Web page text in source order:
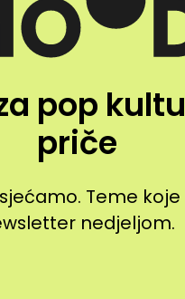
pop
priče
Teme
nedjeljom.